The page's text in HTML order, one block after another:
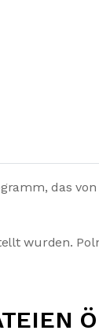
das
wurden.